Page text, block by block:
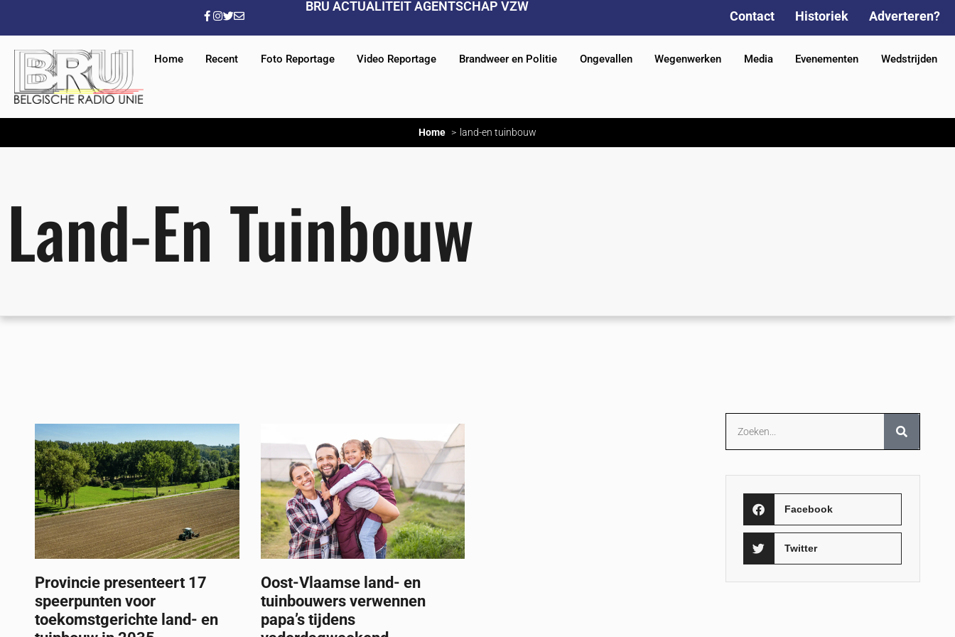
BRU ACTUALITEIT AGENTSCHAP VZW
Contact Historiek Adverteren?
Home Recent Foto Reportage Video Reportage Brandweer en Politie Ongevallen Wegenwerken Media Evenementen Wedstrijden
Home land-en tuinbouw
Land-En Tuinbouw
Provincie presenteert 17
speerpunten voor
toekomstgerichte land- en
Oost-Vlaamse land- en
tuinbouwers verwennen
papa’s tijdens
Facebook
Twitter